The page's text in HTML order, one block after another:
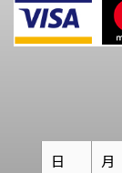
日 月